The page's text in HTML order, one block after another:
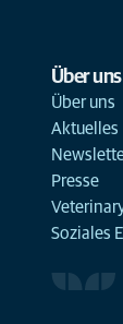
Über uns
Über uns
Aktuelles
Presse
Soziales